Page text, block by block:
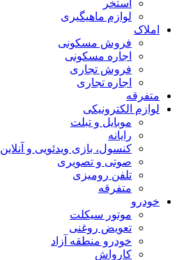
استخر
لوازم ماهیگیری
املاک
فروش مسکونی
اجاره مسکونی
فروش تجاری
اجاره تجاری
متفرقه
لوازم الکترونیکی
موبایل و تبلت
رایانه
کنسول، بازی‌ ویدئویی و آنلاین
صوتی و تصویری
تلفن رومیزی
متفرقه
خودرو
موتور سیکلت
تعویض روغنی
خودرو منطقه آزاد
کارواش